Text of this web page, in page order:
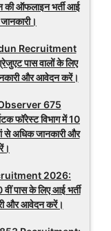
की ऑफलाइन भर्ती आई
Recruitment
पास वालों के लिए
और आवेदन करें।
675
फॉरेस्ट विभाग में 10
से अधिक जानकारी और
2026:
पास के लिए आई भर्ती
और आवेदन करें।